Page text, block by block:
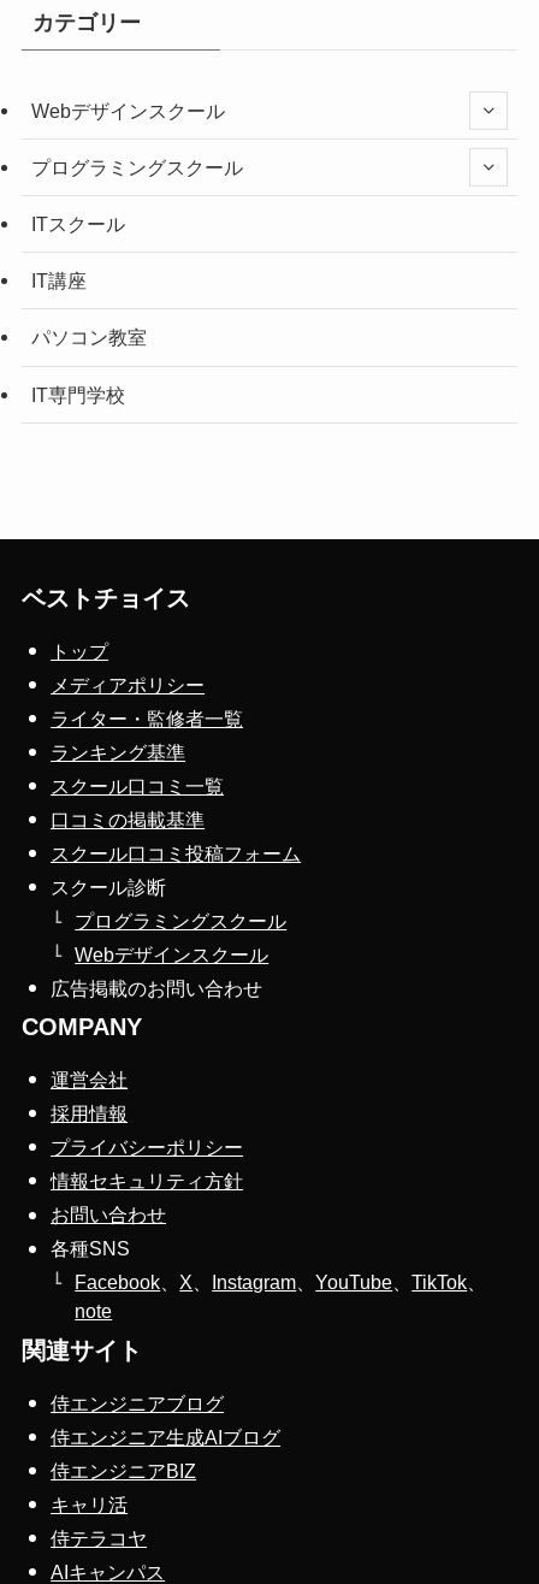
カテゴリー
Webデザインスクール
プログラミングスクール
ITスクール
IT講座
パソコン教室
IT専門学校
ベストチョイス
トップ
メディアポリシー
ライター・監修者一覧
ランキング基準
スクール口コミ一覧
口コミの掲載基準
スクール口コミ投稿フォーム
スクール診断
プログラミングスクール
Webデザインスクール
広告掲載のお問い合わせ
COMPANY
運営会社
採用情報
プライバシーポリシー
情報セキュリティ方針
お問い合わせ
各種SNS
Facebook
X Instagram 、YouTube 、TikTok
note
関連サイト
侍エンジニアブログ
侍エンジニア生成AIブログ
侍エンジニアBIZ
キャリ活
侍テラコヤ
AIキャンパス